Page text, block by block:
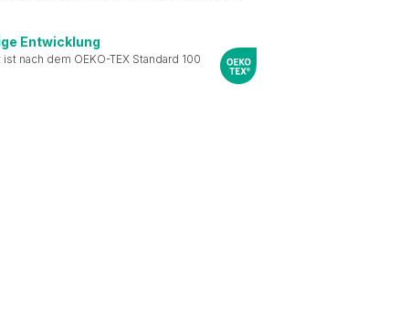
Entwicklung
nach dem OEKO-TEX Standard 100
Medien anbieten zu
diese Informationen
Nutzung der